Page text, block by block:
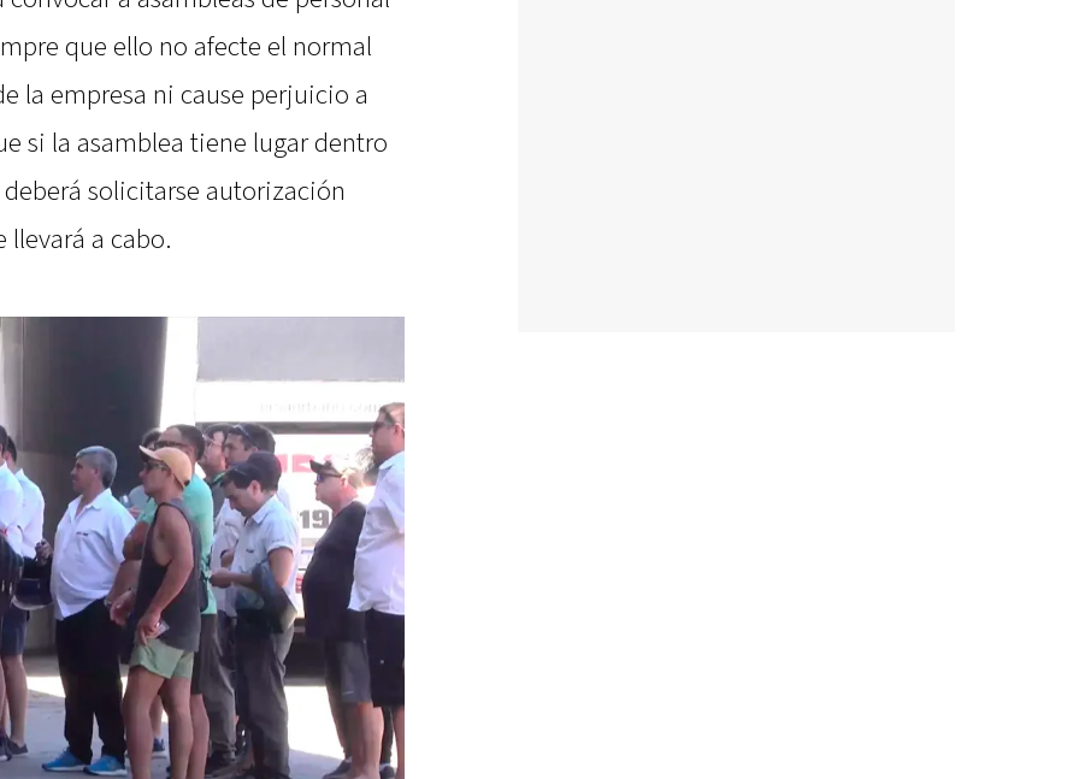
que ello no afecte el normal
la empresa ni cause perjuicio a
si la asamblea tiene lugar dentro
solicitarse autorización
llevará a cabo.